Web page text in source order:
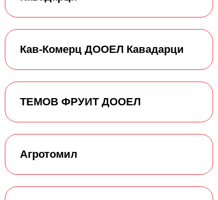
Кав-Комерц ДООЕЛ Кавадарци
ТЕМОВ ФРУИТ ДООЕЛ
Агротомил